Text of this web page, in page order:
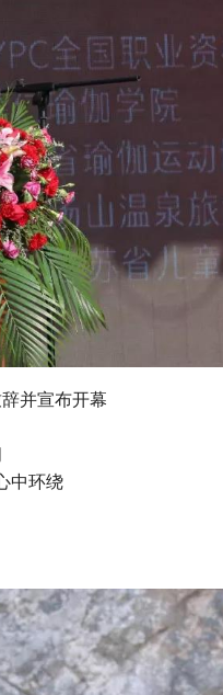
并宣布开幕
中环绕